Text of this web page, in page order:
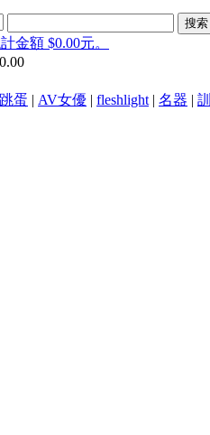
金額 $0.00元。
0.00
蛋 | AV女優 | fleshlight | 名器 |